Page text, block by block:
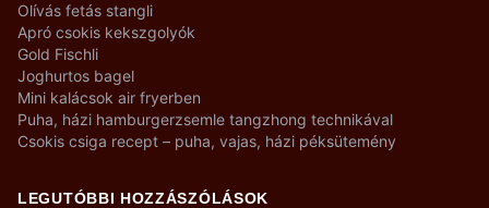
Olívás fetás stangli
Apró csokis kekszgolyók
Gold Fischli
Joghurtos bagel
Mini kalácsok air fryerben
Puha, házi hamburgerzsemle tangzhong technikával
Csokis csiga recept – puha, vajas, házi péksütemény
LEGUTÓBBI HOZZÁSZÓLÁSOK